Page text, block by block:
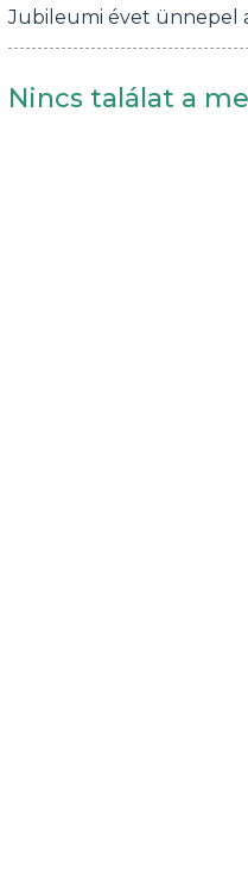
Jubileumi évet ünnepel
Nincs találat a